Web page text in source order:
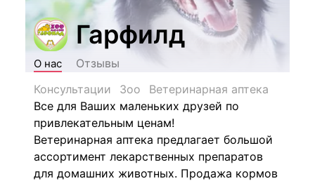
Гарфилд
О нас
Отзывы
Консультации
Зоо
Ветеринарная аптека
Все для Ваших маленьких друзей по
привлекательным ценам!
Ветеринарная аптека предлагает большой
ассортимент лекарственных препаратов
для домашних животных. Продажа кормов